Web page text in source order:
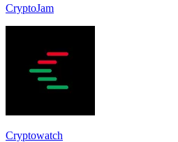
CryptoJam
Cryptowatch